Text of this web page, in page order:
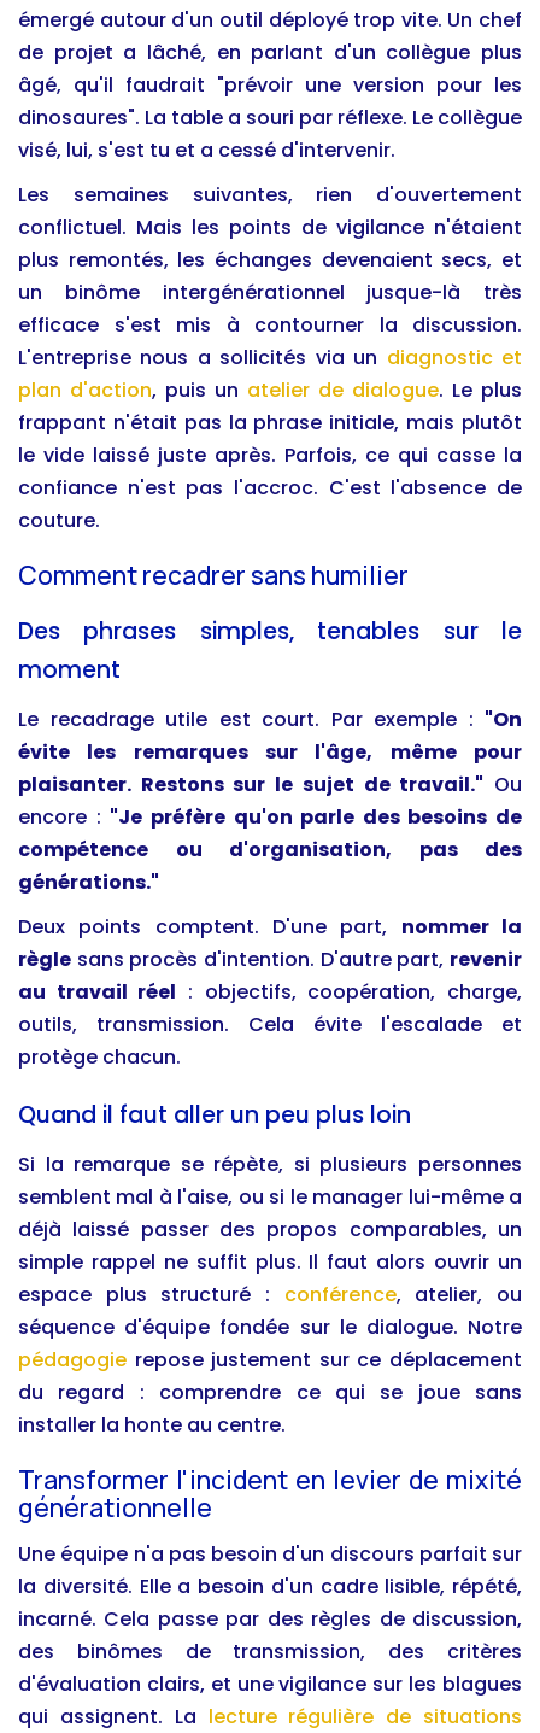
émergé autour d'un outil déployé trop vite. Un chef
de projet a lâché, en parlant d'un collègue plus
âgé, qu'il faudrait "prévoir une version pour les
dinosaures". La table a souri par réflexe. Le collègue
visé, lui, s'est tu et a cessé d'intervenir.
Les semaines suivantes, rien d'ouvertement
conflictuel. Mais les points de vigilance n'étaient
plus remontés, les échanges devenaient secs, et
un binôme intergénérationnel jusque-là très
efficace s'est mis à contourner la discussion.
L'entreprise nous a sollicités via un diagnostic et
plan d'action, puis un atelier de dialogue. Le plus
frappant n'était pas la phrase initiale, mais plutôt
le vide laissé juste après. Parfois, ce qui casse la
confiance n'est pas l'accroc. C'est l'absence de
couture.
Comment recadrer sans humilier
Des phrases simples, tenables sur le
moment
Le recadrage utile est court. Par exemple : "On
évite les remarques sur l'âge, même pour
plaisanter. Restons sur le sujet de travail." Ou
encore : "Je préfère qu'on parle des besoins de
compétence ou d'organisation, pas des
générations."
Deux points comptent. D'une part, nommer la
règle sans procès d'intention. D'autre part, revenir
au travail réel : objectifs, coopération, charge,
outils, transmission. Cela évite l'escalade et
protège chacun.
Quand il faut aller un peu plus loin
Si la remarque se répète, si plusieurs personnes
semblent mal à l'aise, ou si le manager lui-même a
déjà laissé passer des propos comparables, un
simple rappel ne suffit plus. Il faut alors ouvrir un
espace plus structuré : conférence, atelier, ou
séquence d'équipe fondée sur le dialogue. Notre
pédagogie repose justement sur ce déplacement
du regard : comprendre ce qui se joue sans
installer la honte au centre.
Transformer l'incident en levier de mixité
générationnelle
Une équipe n'a pas besoin d'un discours parfait sur
la diversité. Elle a besoin d'un cadre lisible, répété,
incarné. Cela passe par des règles de discussion,
des binômes de transmission, des critères
d'évaluation clairs, et une vigilance sur les blagues
qui assignent. La lecture régulière de situations